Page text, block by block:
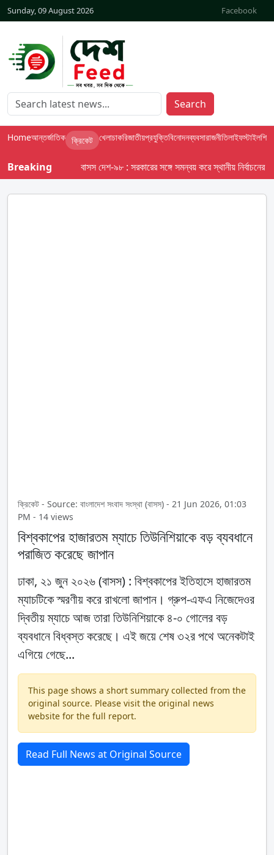
Sunday, 09 August 2026 Facebook
Search
Homeআন্তর্জাতিক ক্রিকেট খেলাচাকরিজাতীয়প্রযুক্তিবিনোদনব্যবসারাজনীতিলাইফস্টাইলশিক্ষা
Breaking বাসস দেশ-৯৮ : সরকারের সঙ্গে সমন্বয় করে স্থানীয় নির্বাচনের
ক্রিকেট - Source: বাংলাদেশ সংবাদ সংস্থা (বাসস) - 21 Jun 2026, 01:03
PM - 14 views
বিশ্বকাপের হাজারতম ম্যাচে তিউনিশিয়াকে বড় ব্যবধানে
পরাজিত করেছে জাপান
ঢাকা, ২১ জুন ২০২৬ (বাসস) : বিশ্বকাপের ইতিহাসে হাজারতম
ম্যাচটিকে স্মরণীয় করে রাখলো জাপান। গ্রুপ-এফএ নিজেদেওর
দ্বিতীয় ম্যাচে আজ তারা তিউনিশিয়াকে ৪-০ গোলের বড়
ব্যবধানে বিধ্বস্ত করেছে। এই জয়ে শেষ ৩২র পথে অনেকটাই
এগিয়ে গেছে...
This page shows a short summary collected from the
original source. Please visit the original news
website for the full report.
Read Full News at Original Source